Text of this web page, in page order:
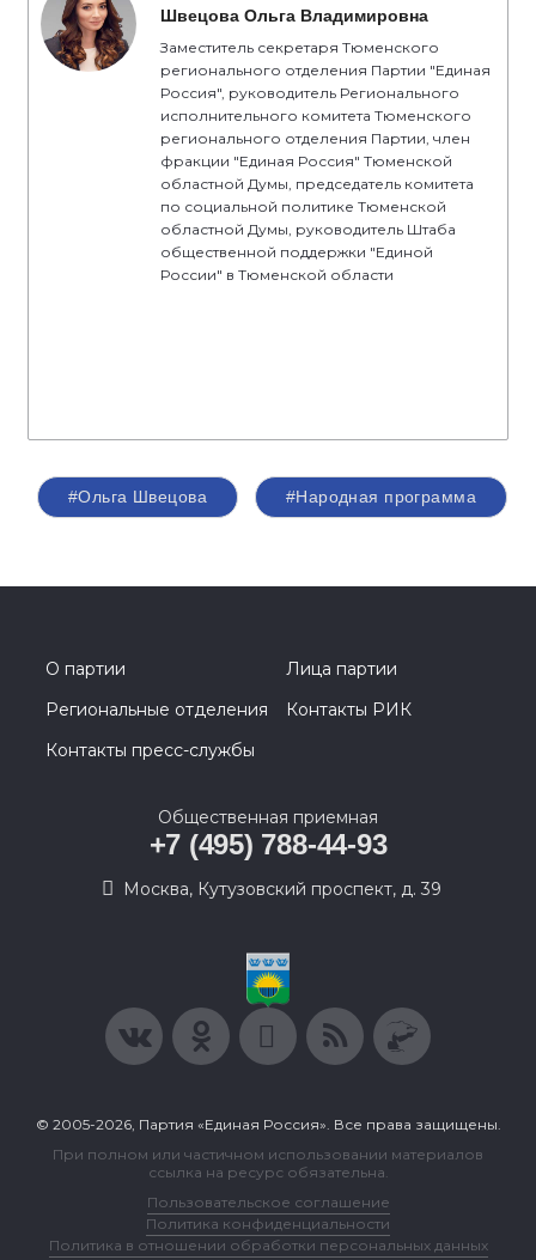
Швецова Ольга Владимировна
Заместитель секретаря Тюменского
регионального отделения Партии "Единая
Россия", руководитель Регионального
исполнительного комитета Тюменского
регионального отделения Партии, член
фракции "Единая Россия" Тюменской
областной Думы, председатель комитета
по социальной политике Тюменской
областной Думы, руководитель Штаба
общественной поддержки "Единой
России" в Тюменской области
#Ольга Швецова #Народная программа
О партии
Лица партии
Региональные отделения
Контакты РИК
Контакты пресс-службы
Общественная приемная
+7 (495) 788-44-93
Москва, Кутузовский проспект, д. 39
© 2005-2026, Партия «Единая Россия». Все права защищены.
При полном или частичном использовании материалов
ссылка на ресурс обязательна.
Пользовательское соглашение
Политика конфиденциальности
Политика в отношении обработки персональных данных